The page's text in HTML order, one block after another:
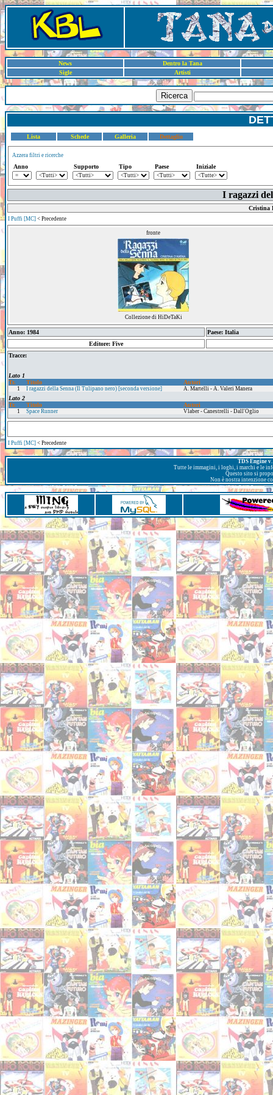
News
Dentro la Tana
Sigle
Artisti
Ricerca
Lista Schede Galleria Dettaglio
Azzera filtri e ricerche
Anno Supporto Tipo Paese Iniziale
I ragazzi
Cristina
I Puffi [MC] < Precedente
fronte
Collezione di HiDeTaKi
Anno: 1984
Paese: Italia
Editore: Five
Tracce:
Lato 1
Tr.
Titolo Autori
1 I ragazzi della Senna (Il Tulipano nero) [seconda versione] A. Martelli - A. Valeri Manera
Lato 2
Tr.
Titolo Autori
1 Space Runner Vlaber - Canestrelli - Dall'Oglio
I Puffi [MC] < Precedente
TDS Engine
Tutte le immagini, i loghi, i marchi e le
Questo sito si
Non è nostra intenzione